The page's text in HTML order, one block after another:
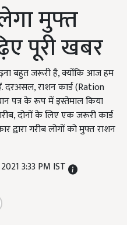
मुफ्त
पूरी खबर
बहुत जरूरी है, क्योंकि आज हम
राशन कार्ड (Ration
पत्र के रूप में इस्तेमाल किया
दोनों के लिए एक जरूरी कार्ड
द्वारा गरीब लोगों को मुफ्त राशन
3:33 PM IST